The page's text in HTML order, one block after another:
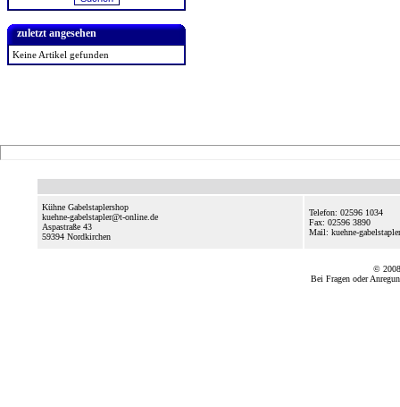
zuletzt angesehen
Keine Artikel gefunden
Kühne Gabelstaplershop
kuehne-gabelstapler@t-online.de
Aspastraße 43
59394 Nordkirchen
Telefon: 02596 1034
Fax: 02596 3890
Mail: kuehne-
© 2008
Bei Fragen oder